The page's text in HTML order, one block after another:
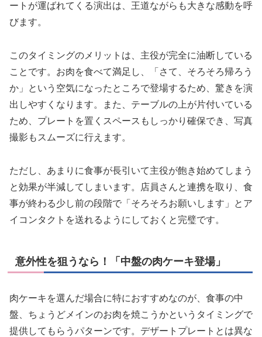
ートが運ばれてくる演出は、王道ながらも大きな感動を呼
びます。
このタイミングのメリットは、主役が完全に油断している
ことです。お肉を食べて満足し、「さて、そろそろ帰ろう
か」という空気になったところで登場するため、驚きを演
出しやすくなります。また、テーブルの上が片付いている
ため、プレートを置くスペースもしっかり確保でき、写真
撮影もスムーズに行えます。
ただし、あまりに食事が長引いて主役が飽き始めてしまう
と効果が半減してしまいます。店員さんと連携を取り、食
事が終わる少し前の段階で「そろそろお願いします」とア
イコンタクトを送れるようにしておくと完璧です。
意外性を狙うなら！「中盤の肉ケーキ登場」
肉ケーキを選んだ場合に特におすすめなのが、食事の中
盤、ちょうどメインのお肉を焼こうかというタイミングで
提供してもらうパターンです。デザートプレートとは異な